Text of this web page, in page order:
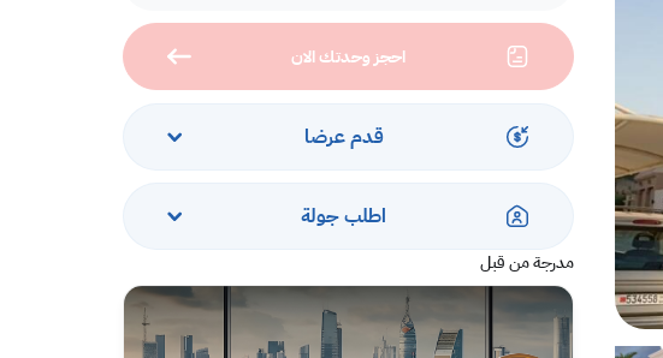
احجز وحدتك الان
قدم عرضا
اطلب جولة
مدرجة من قبل